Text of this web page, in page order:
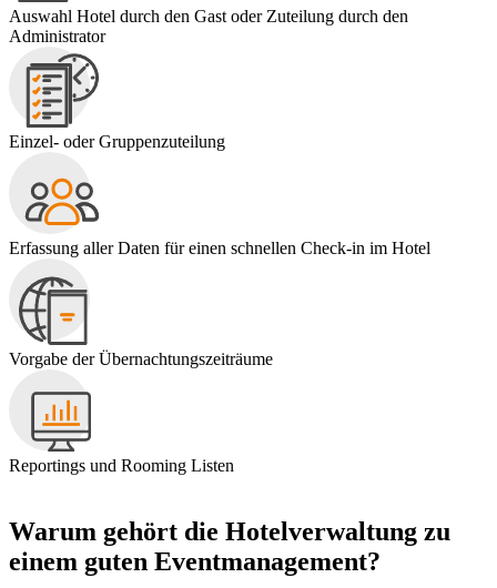
Auswahl Hotel durch den Gast oder Zuteilung durch den
Administrator
Einzel- oder Gruppenzuteilung
Erfassung aller Daten für einen schnellen Check-in im Hotel
Vorgabe der Übernachtungszeiträume
Reportings und Rooming Listen
Warum gehört die Hotelverwaltung zu
einem guten Eventmanagement?